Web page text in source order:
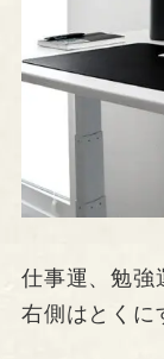
仕事運、勉強
右側はとくに